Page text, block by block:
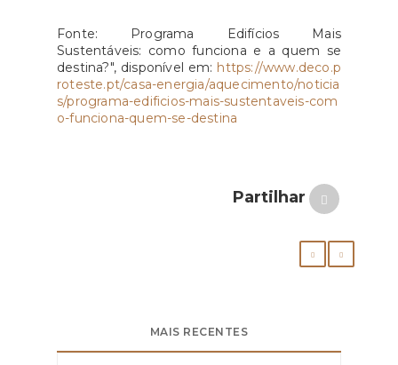
Fonte: Programa Edifícios Mais
Sustentáveis: como funciona e a quem se
destina?", disponível em: https://www.deco.p
roteste.pt/casa-energia/aquecimento/noticia
s/programa-edificios-mais-sustentaveis-com
o-funciona-quem-se-destina
Partilhar
MAIS RECENTES